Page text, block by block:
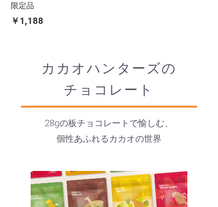
限定品
￥1,188
カカオハンターズの
チョコレート
28gの板チョコレートで愉しむ、
個性あふれるカカオの世界